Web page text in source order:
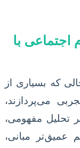
اجتماعی با
که بسیاری از
می‌پردازند،
تحلیل مفهومی،
مبانی،